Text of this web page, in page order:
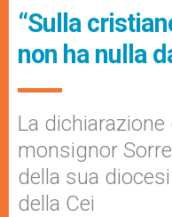
“Sulla
non ha nulla
La
monsignor
della sua
della Cei